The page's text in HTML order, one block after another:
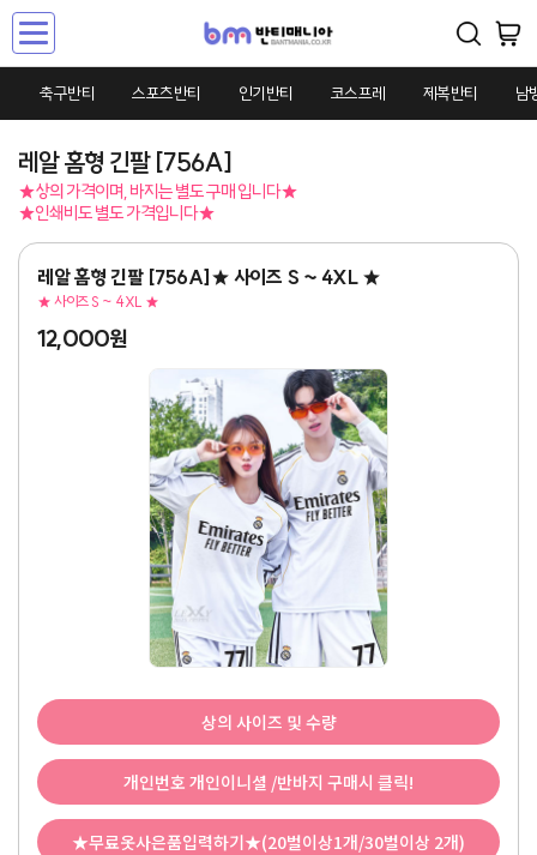
Toggle
navigation
축구반티 스포츠반티 인기반티 코스프레 제복반티 남
레알 홈형 긴팔 [756A]
★상의 가격이며, 바지는 별도 구매 입니다★
★인쇄비도 별도 가격입니다★
레알 홈형 긴팔 [756A]★ 사이즈 S ~ 4XL ★
★ 사이즈 S ~ 4XL ★
12,000원
상의 사이즈 및 수량
개인번호 개인이니셜 /반바지 구매시 클릭!
★무료옷사은품입력하기★(20벌이상1개/30벌이상 2개)